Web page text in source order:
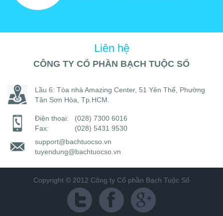
Liên hệ
CÔNG TY CỔ PHẦN BẠCH TUỘC SỐ
Lầu 6: Tòa nhà Amazing Center, 51 Yên Thế, Phường
Tân Sơn Hòa, Tp.HCM.
Điện thoại:
(028) 7300 6016
Fax:
(028) 5431 9530
support@bachtuocso.vn
tuyendung@bachtuocso.vn
Copyright © 2012 Công ty Cổ phần Bạch Tuộc Số